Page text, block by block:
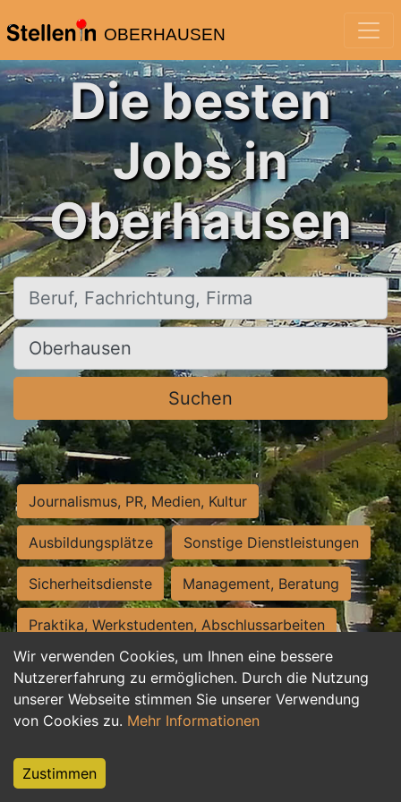
OBERHAUSEN
Wir verwenden Cookies, um Ihnen eine bessere
Nutzererfahrung zu ermöglichen. Durch die Nutzung
unserer Webseite stimmen Sie unserer Verwendung
von Cookies zu. Mehr Informationen
Zustimmen
Die besten
Jobs in
Oberhausen
Beruf, Fachrichtung, Firma
Ort, Stadt
Suchen
Journalismus, PR, Medien, Kultur
Ausbildungsplätze Sonstige Dienstleistungen
Sicherheitsdienste Management, Beratung
Praktika, Werkstudenten, Abschlussarbeiten
Personalwesen Assistenz, Sekretariat
Hilfskräfte, Aushilfs- und Nebenjobs
Weiterbildung, Studium, duale Ausbildung